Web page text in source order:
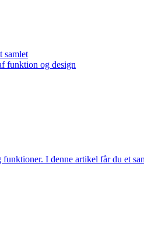
samlet
funktion og design
I denne artikel får du et